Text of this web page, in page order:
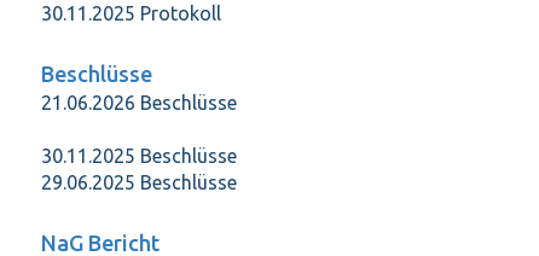
30.11.2025 Protokoll
Beschlüsse
21.06.2026 Beschlüsse
30.11.2025 Beschlüsse
29.06.2025 Beschlüsse
NaG Bericht